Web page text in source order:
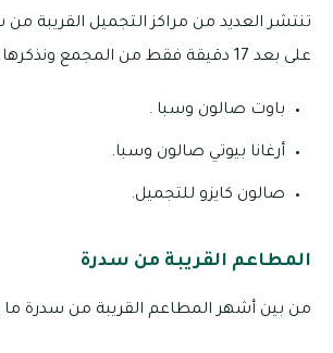
تنتشر العديد من مراكز التجميل القريبة
على بعد 17 دقيقة فقط من المجمع ونذكرها على النحو التالي:
باوت صالون وسبا .
أرغانا بيوتي صالون وسبا.
صالون كايزو للتجميل.
المطاعم القريبة من سدرة
من بين أشهر المطاعم القريبة من سدرة ما